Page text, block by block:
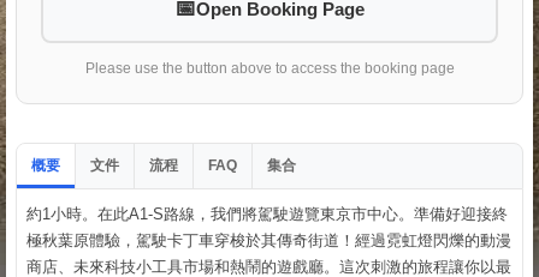
Open Booking Page
Please use the button above to access the booking page
概要 文件 流程 FAQ 集合
約1小時。在此A1-S路線，我們將駕駛遊覽東京市中心。準備好迎接終
極秋葉原體驗，駕駛卡丁車穿梭於其傳奇街道！經過霓虹燈閃爍的動漫
商店、未來科技小工具市場和熱鬧的遊戲廳。這次刺激的旅程讓你以最